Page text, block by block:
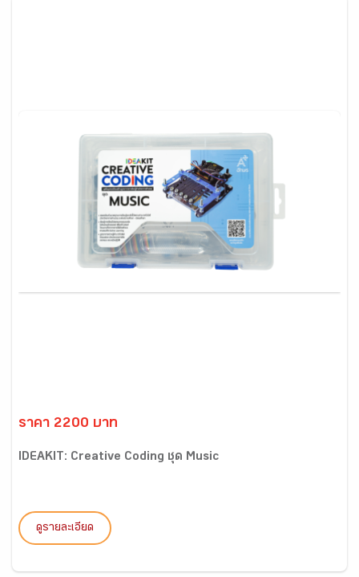
ราคา 2200 บาท
IDEAKIT: Creative Coding ชุด Music
ดูรายละเอียด